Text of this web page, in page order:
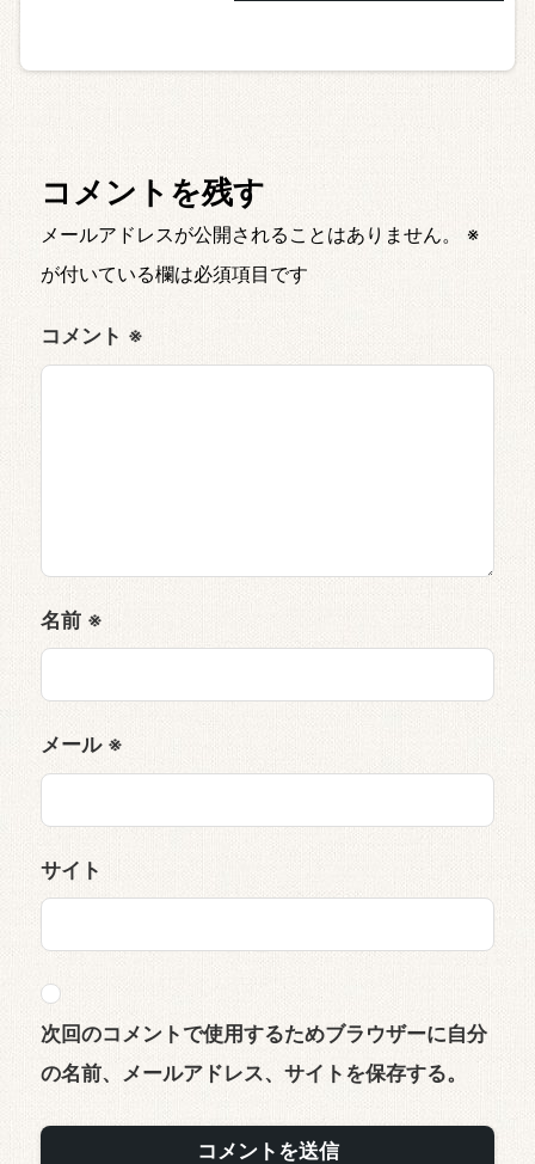
コメントを残す
メールアドレスが公開されることはありません。
※
が付いている欄は必須項目です
コメント ※
名前 ※
メール ※
サイト
次回のコメントで使用するためブラウザーに自分
の名前、メールアドレス、サイトを保存する。